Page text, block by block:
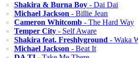
Shakira & Burna Boy - Dai Dai
Michael Jackson - Billie Jean
Cameron Whitcomb - The Hard Way
Temper City - Self Aware
Shakira feat. Freshlyground - Waka
Michael Jackson - Beat It